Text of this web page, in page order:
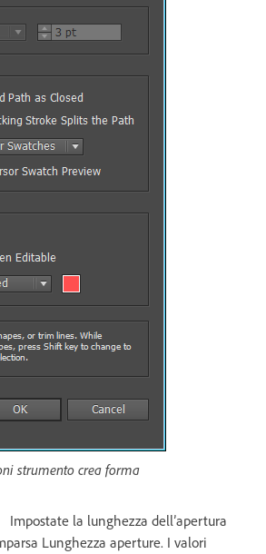
strumento crea forma
Impostate la lunghezza dell’apertura
Lunghezza aperture. I valori